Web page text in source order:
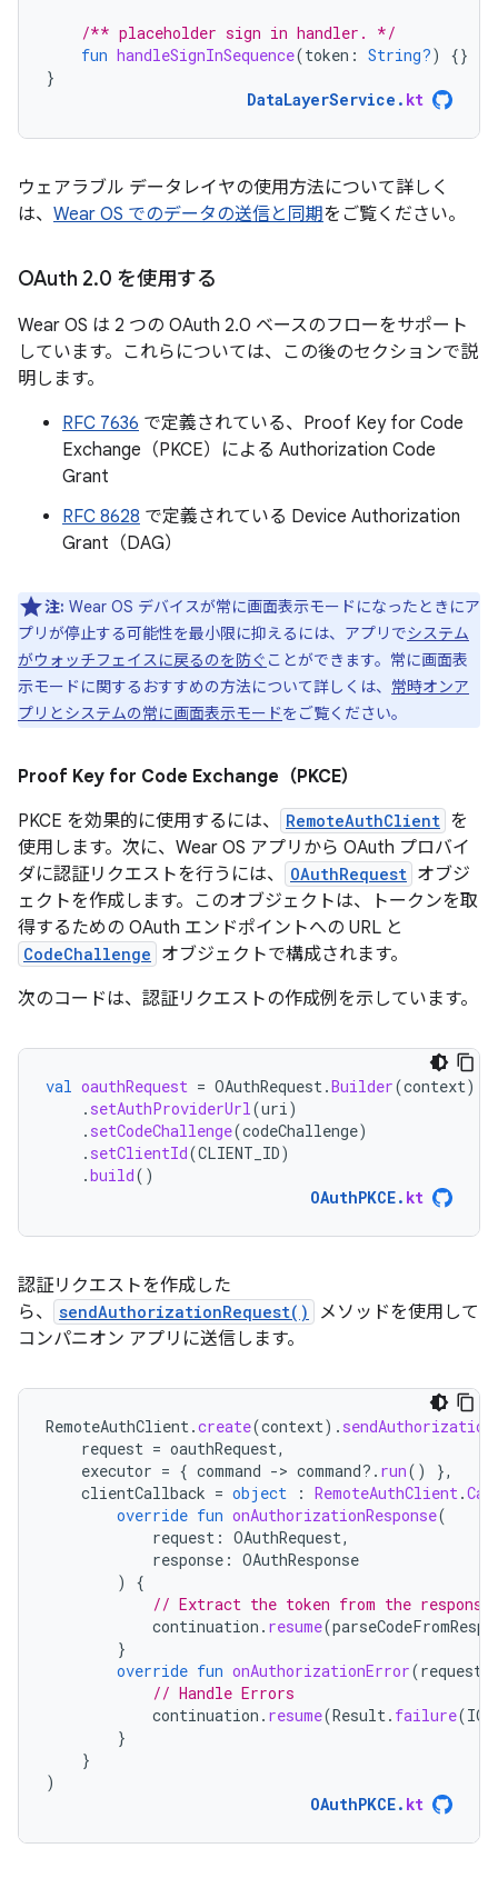
/** placeholder sign in handler. */
fun handleSignInSequence(token : String?)
{}
}
DataLayerService . kt
ウェアラブル データレイヤの使用方法について詳しく
は、 Wear OS でのデータの送信と同期をご覧ください。
OAuth 2.0 を使用する
Wear OS は 2 つの OAuth 2.0 ベースのフローをサポート
しています。これらについては、この後のセクションで説
明します。
RFC 7636 で定義されている、Proof Key for Code
Exchange（PKCE）による Authorization Code
Grant
RFC 8628 で定義されている Device Authorization
Grant（DAG）
注: Wear OS デバイスが常に画面表示モードになったときにア
プリが停止する可能性を最小限に抑えるには、アプリでシステム
がウォッチフェイスに戻るのを防ぐ ことができます。常に画面表
示モードに関するおすすめの方法について詳しくは、 常時オンア
プリとシステムの常に画面表示モードをご覧ください。
Proof Key for Code Exchange（PKCE）
PKCE を効果的に使用するには、
RemoteAuthClient を
使用します。次に、Wear OS アプリから OAuth プロバイ
ダに認証リクエストを行うには、
OAuthRequest オブジ
ェクトを作成します。このオブジェクトは、トークンを取
得するための OAuth エンドポイントへの URL と
CodeChallenge オブジェクトで構成されます。
次のコードは、認証リクエストの作成例を示しています。
val oauthRequest = OAuthRequest.Builder(context)
. setAuthProviderUrl(uri)
. setCodeChallenge(codeChallenge)
. setClientId(CLIENT_ID)
.build()
OAuthPKCE. kt
認証リクエストを作成した
ら、
sendAuthorizationRequest()
メソッドを使用して
コンパニオン アプリに送信します。
RemoteAuthClient.create(context).
request = oauthRequest,
executor = { command -> command?. run()
},
clientCallback = object : RemoteAuthClient.
override fun onAuthorizationResponse(
request : OAuthRequest,
response : OAuthResponse
)
{
// Extract the token from the
continuation . resume(
}
override fun onAuthorizationError(request
// Handle Errors
continuation . resume(Result. failure(
}
}
)
OAuthPKCE. kt